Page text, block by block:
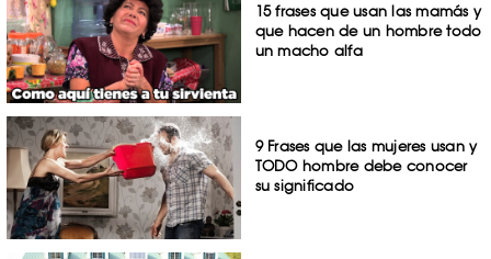
15 frases que usan las mamás y
que hacen de un hombre todo
un macho alfa
9 Frases que las mujeres usan y
TODO hombre debe conocer
su significado